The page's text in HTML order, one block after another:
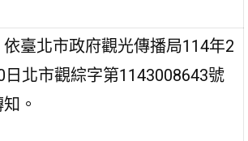
依臺北市政府觀光傳播局114年2
日北市觀綜字第1143008643號
。